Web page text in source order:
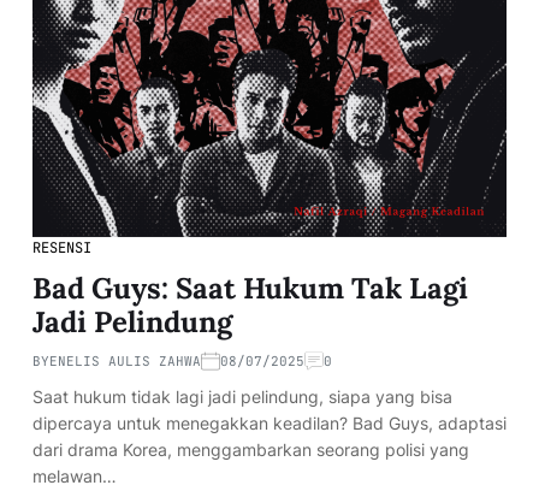
RESENSI
Bad Guys: Saat Hukum Tak Lagi
Jadi Pelindung
BYENELIS AULIS ZAHWA 08/07/2025 0
Saat hukum tidak lagi jadi pelindung, siapa yang bisa
dipercaya untuk menegakkan keadilan? Bad Guys, adaptasi
dari drama Korea, menggambarkan seorang polisi yang
melawan…